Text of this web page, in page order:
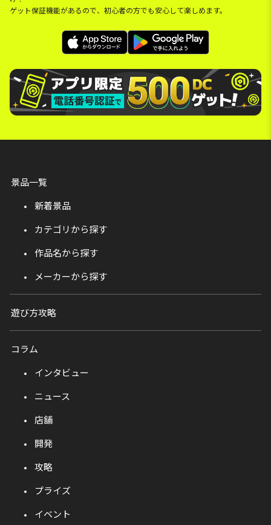
ゲット保証機能があるので、初心者の方でも安心して楽しめます。
景品一覧
新着景品
カテゴリから探す
作品名から探す
メーカーから探す
遊び方攻略
コラム
インタビュー
ニュース
店舗
開発
攻略
プライズ
イベント